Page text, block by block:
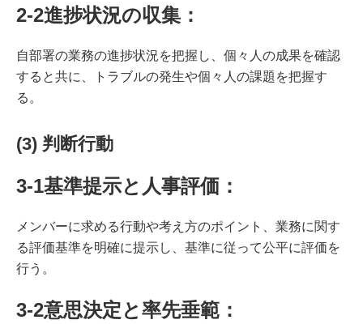
2-2進捗状況の収集：
自部署の業務の進捗状況を把握し、個々人の成果を確認
すると共に、トラブルの発生や個々人の課題を把握す
る。
(3) 判断行動
3-1基準提示と人事評価：
メンバーに求める行動や考え方のポイント、業務に関す
る評価基準を明確に提示し、基準に従って公平に評価を
行う。
3-2意思決定と率先垂範 ：